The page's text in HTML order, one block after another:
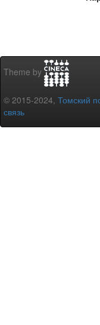
Theme by
© 2015-2024, Томский
связь